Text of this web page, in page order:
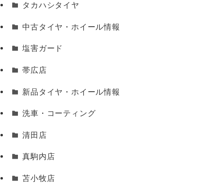
タカハシタイヤ
中古タイヤ・ホイール情報
塩害ガード
帯広店
新品タイヤ・ホイール情報
洗車・コーティング
清田店
真駒内店
苫小牧店